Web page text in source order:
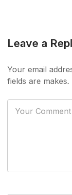
Leave a
Your email
fields are makes.